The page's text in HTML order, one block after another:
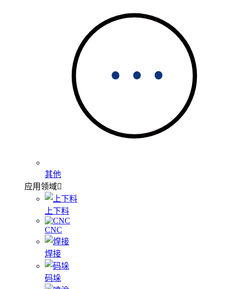
其他
应用领域
上下料
CNC
焊接
码垛